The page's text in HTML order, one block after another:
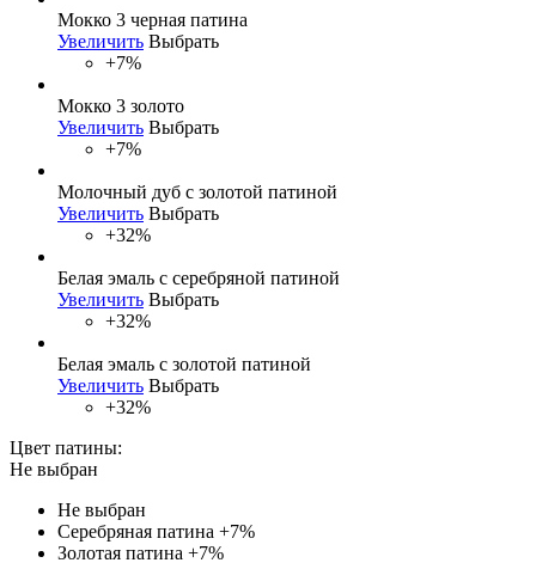
Мокко 3 черная патина
Увеличить Выбрать
+7%
Мокко 3 золото
Увеличить Выбрать
+7%
Молочный дуб с золотой патиной
Увеличить Выбрать
+32%
Белая эмаль с серебряной патиной
Увеличить Выбрать
+32%
Белая эмаль с золотой патиной
Увеличить Выбрать
+32%
Цвет патины:
Не выбран
Не выбран
Серебряная патина +7%
Золотая патина +7%